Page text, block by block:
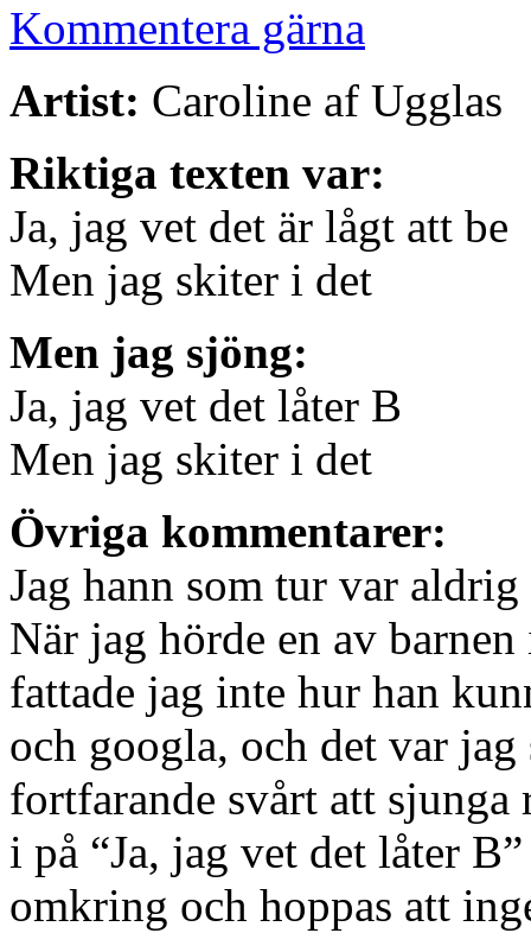
Kommentera gärna
Artist: Caroline af Ugglas
Riktiga texten var:
Ja, jag vet det är lågt att be
Men jag skiter i det
Men jag sjöng:
Ja, jag vet det låter B
Men jag skiter i det
Övriga kommentarer:
Jag hann som tur var
När jag hörde en av
fattade jag inte hur han
och googla, och det var
fortfarande svårt att
i på “Ja, jag vet det låter
omkring och hoppas att